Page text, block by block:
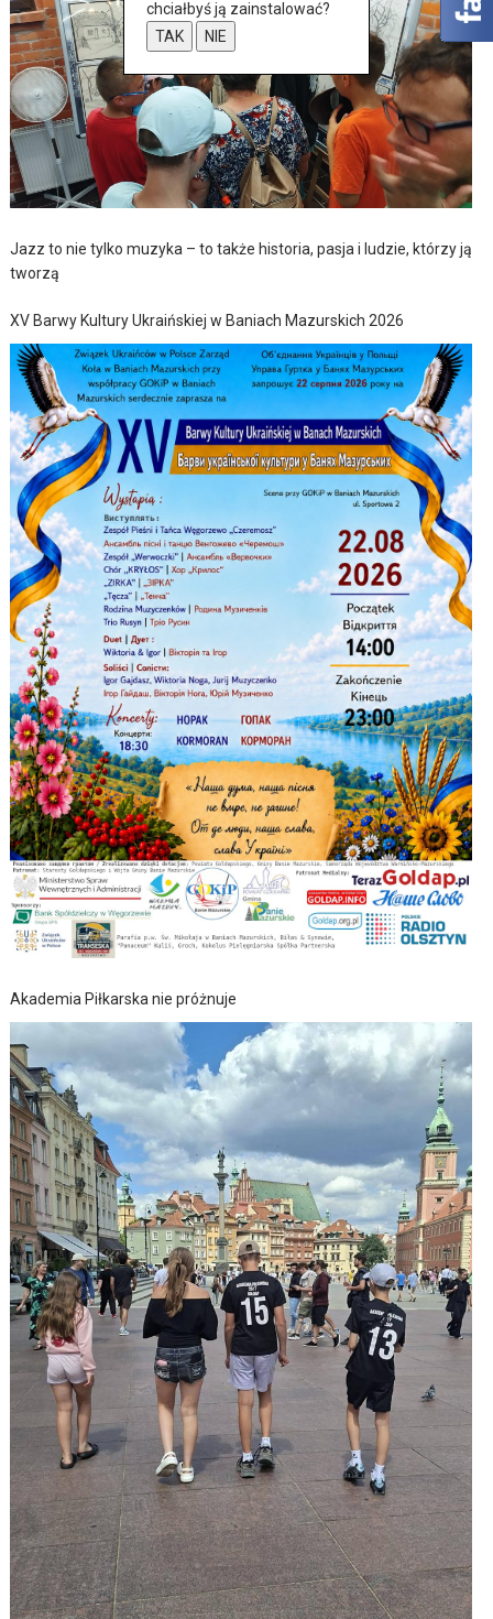
Jazz to nie tylko muzyka – to także historia, pasja i ludzie, którzy ją
tworzą
XV Barwy Kultury Ukraińskiej w Baniach Mazurskich 2026
Akademia Piłkarska nie próżnuje
chciałbyś ją zainstalować?
TAK
NIE